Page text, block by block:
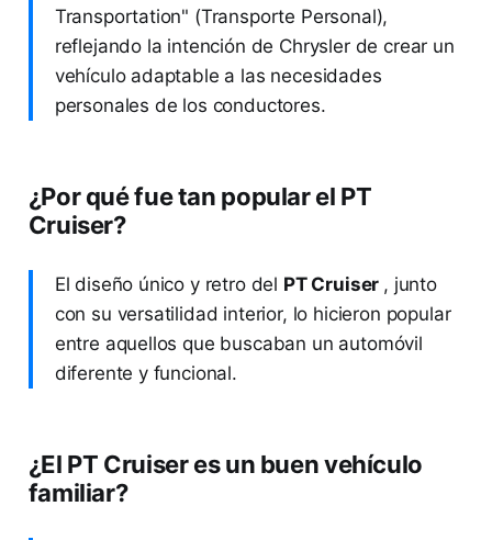
Transportation" (Transporte Personal),
reflejando la intención de Chrysler de crear un
vehículo adaptable a las necesidades
personales de los conductores.
¿Por qué fue tan popular el PT
Cruiser?
El diseño único y retro del PT Cruiser , junto
con su versatilidad interior, lo hicieron popular
entre aquellos que buscaban un automóvil
diferente y funcional.
¿El PT Cruiser es un buen vehículo
familiar?